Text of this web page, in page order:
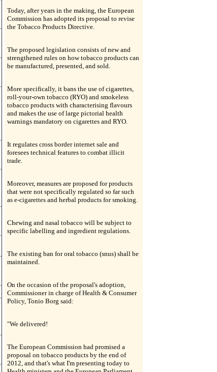
Today, after years in the making, the European
Commission has adopted its proposal to revise
the Tobacco Products Directive.
The proposed legislation consists of new and
strengthened rules on how tobacco products can
be manufactured, presented, and sold.
More specifically, it bans the use of cigarettes,
roll-your-own tobacco (RYO) and smokeless
tobacco products with characterising flavours
and makes the use of large pictorial health
warnings mandatory on cigarettes and RYO.
It regulates cross border internet sale and
foresees technical features to combat illicit
trade.
Moreover, measures are proposed for products
that were not specifically regulated so far such
as e-cigarettes and herbal products for smoking.
Chewing and nasal tobacco will be subject to
specific labelling and ingredient regulations.
The existing ban for oral tobacco (snus) shall be
maintained.
On the occasion of the proposal's adoption,
Commissioner in charge of Health & Consumer
Policy, Tonio Borg said:
"We delivered!
The European Commission had promised a
proposal on tobacco products by the end of
2012, and that's what I'm presenting today to